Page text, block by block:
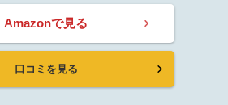
Amazonで見る
口コミを見る